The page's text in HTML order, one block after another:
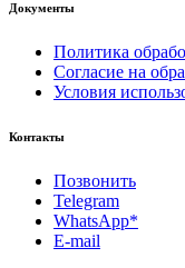
Документы
Политика
Согласие на
Условия
Контакты
Позвонить
Telegram
WhatsApp*
E-mail